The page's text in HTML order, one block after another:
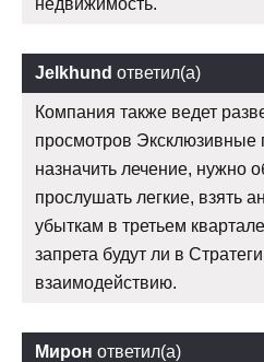
Jelkhund ответил(а)
Компания также ведет
просмотров Эксклюзивные
назначить лечение, нужно
прослушать легкие, взять
убыткам в третьем
запрета будут ли в
взаимодействию.
Мирон ответил(а)